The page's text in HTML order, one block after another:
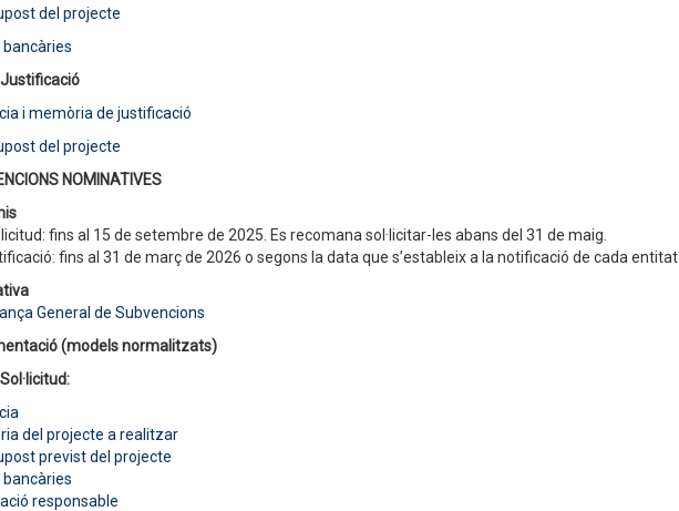
del projecte
bancàries
Justificació
i memòria de justificació
del projecte
NOMINATIVES
fins al 15 de setembre de 2025. Es recomana sol·licitar-les abans del 31 de maig.
fins al 31 de març de 2026 o segons la data que s’estableix a la notificació de cada entitat
General de Subvencions
(models normalitzats)
Sol·licitud:
del projecte a realitzar
previst del projecte
bancàries
responsable